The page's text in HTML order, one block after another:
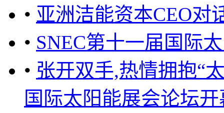
• 亚洲洁能资本CEO对
• SNEC第十一届国际
• 张开双手,热情拥抱“
国际太阳能展会论坛